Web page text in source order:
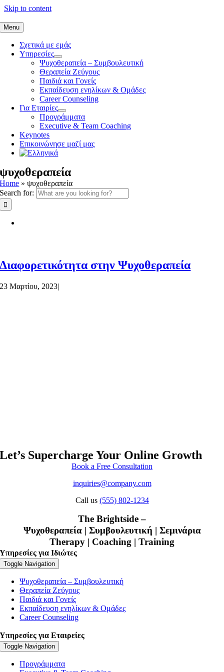
Skip to content
Menu
Σχετικά με εμάς
Υπηρεσίες
Ψυχοθεραπεία – Συμβουλευτική
Θεραπεία Ζεύγους
Παιδιά και Γονείς
Εκπαίδευση ενηλίκων & Ομάδες
Career Counseling
Για Εταιρίες
Προγράμματα
Executive & Team Coaching
Keynotes
Επικοινώνησε μαζί μας
ψυχοθεραπεία
Home »ψυχοθεραπεία
Search for:
Διαφορετικότητα στην Ψυχοθεραπεία
23 Μαρτίου, 2023|
Let’s Supercharge Your Online Growth
Book a Free Consultation
inquiries@company.com
Call us (555) 802-1234
The Brightside –
Ψυχοθεραπεία | Συμβουλευτική | Σεμινάρια
Therapy | Coaching | Training
Υπηρεσίες για Ιδιώτες
Toggle Navigation
Ψυχοθεραπεία – Συμβουλευτική
Θεραπεία Ζεύγους
Παιδιά και Γονείς
Εκπαίδευση ενηλίκων & Ομάδες
Career Counseling
Υπηρεσίες για Εταιρείες
Toggle Navigation
Προγράμματα